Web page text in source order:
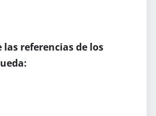
las referencias de los